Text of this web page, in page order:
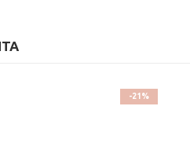
-21%